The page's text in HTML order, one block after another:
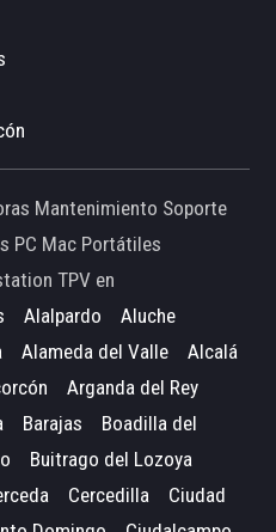
Mantenimiento Soporte
PC Mac Portátiles
TPV en
Alalpardo
Aluche
Alameda del Valle
Alcalá
Arganda del Rey
Barajas
Boadilla del
Buitrago del Lozoya
Cercedilla
Ciudad